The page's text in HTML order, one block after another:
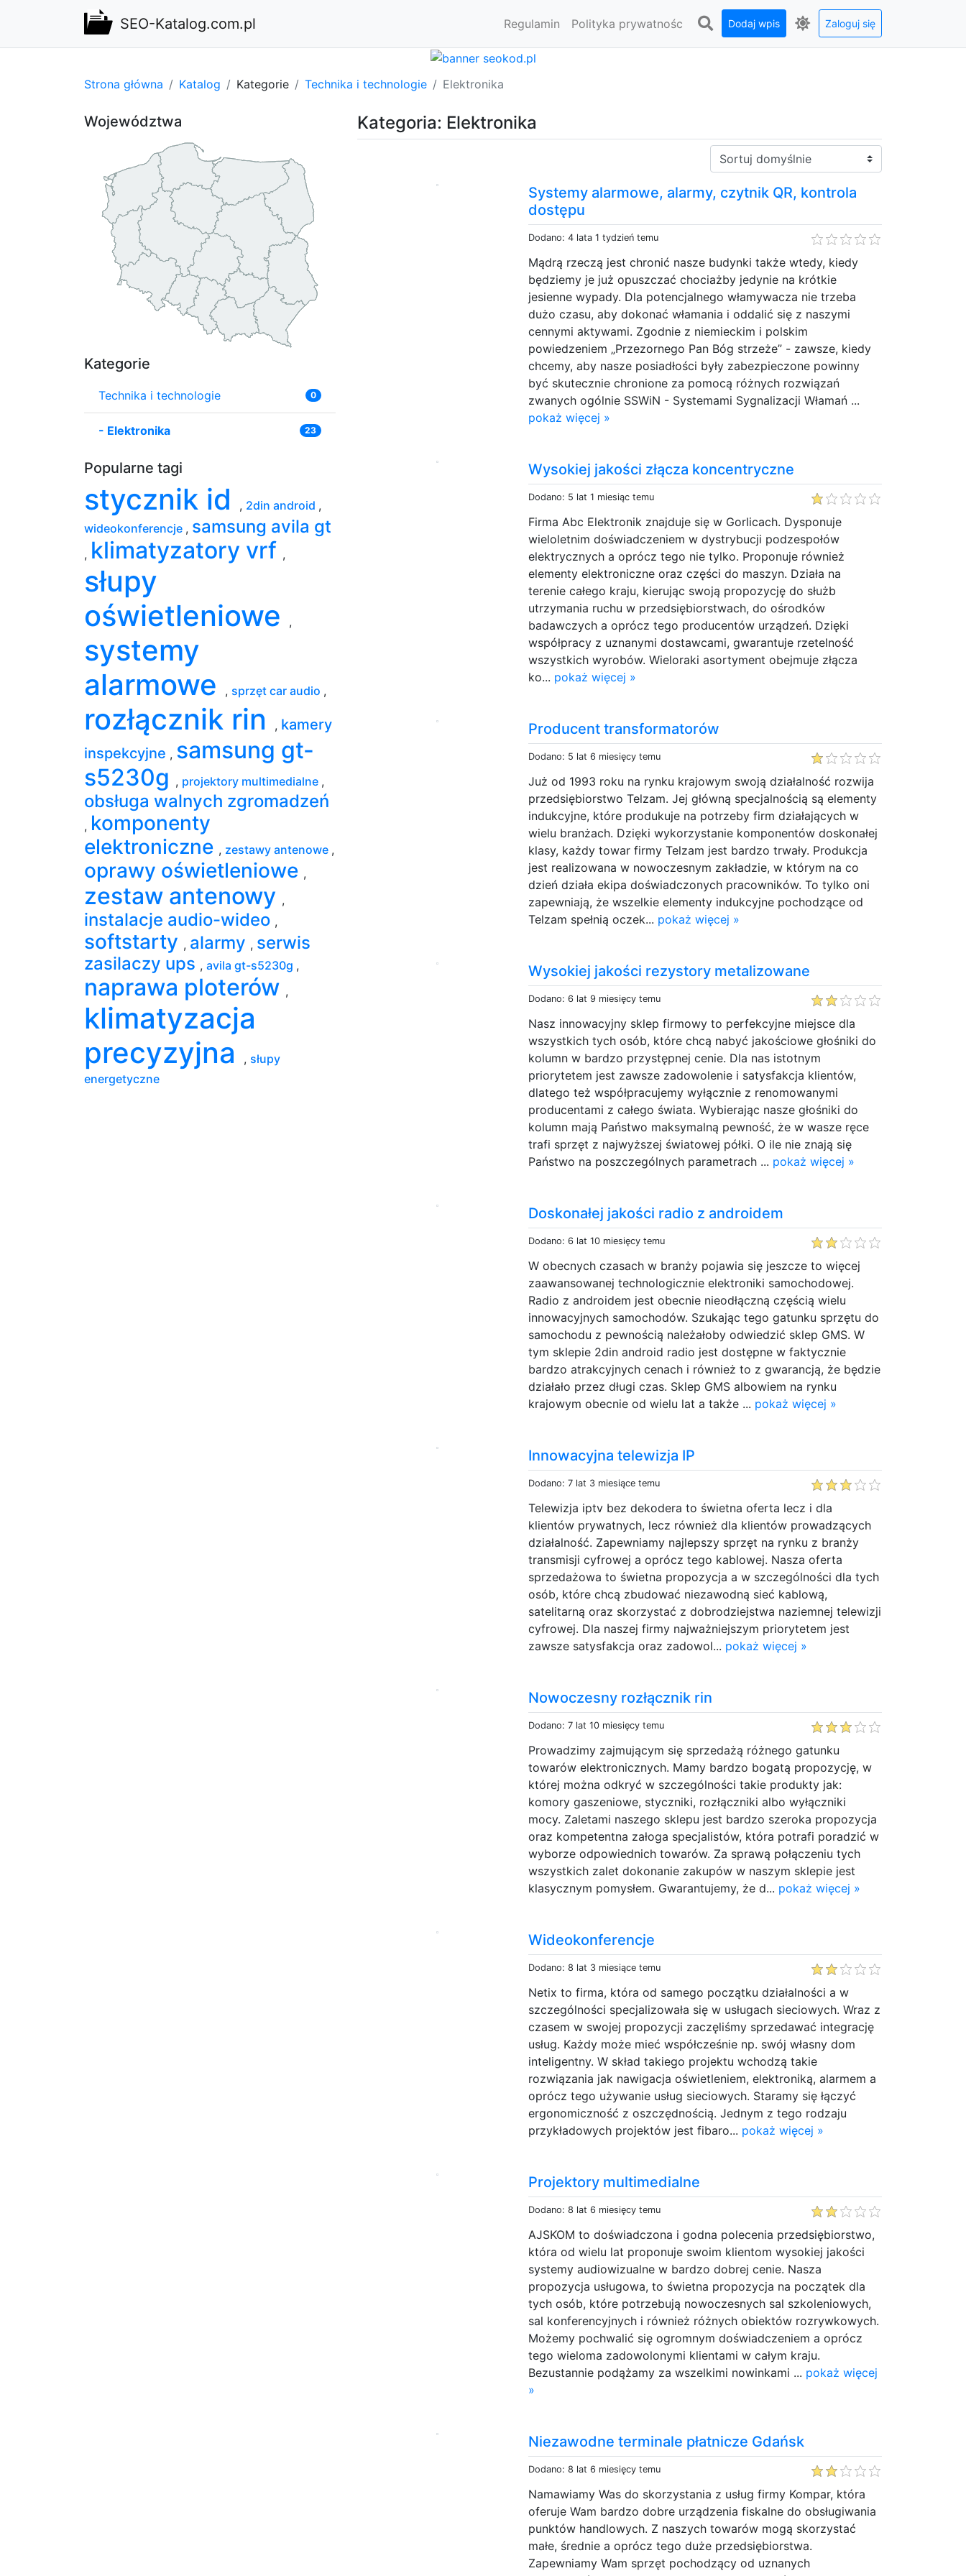
SEO-Katalog.com.pl Regulamin Polityka prywatnośc Dodaj wpis Zaloguj się
Strona główna Katalog Kategorie Technika i technologie Elektronika
Kategoria: Elektronika
Sortuj:
Systemy alarmowe, alarmy, czytnik QR, kontrola
dostępu
Dodano: 4 lata 1 tydzień temu
Mądrą rzeczą jest chronić nasze budynki także wtedy, kiedy
będziemy je już opuszczać chociażby jedynie na krótkie
jesienne wypady. Dla potencjalnego włamywacza nie trzeba
dużo czasu, aby dokonać włamania i oddalić się z naszymi
cennymi aktywami. Zgodnie z niemieckim i polskim
powiedzeniem „Przezornego Pan Bóg strzeże” - zawsze, kiedy
chcemy, aby nasze posiadłości były zabezpieczone powinny
być skutecznie chronione za pomocą różnych rozwiązań
zwanych ogólnie SSWiN - Systemami Sygnalizacji Włamań ...
pokaż więcej »
Wysokiej jakości złącza koncentryczne
Dodano: 5 lat 1 miesiąc temu
Firma Abc Elektronik znajduje się w Gorlicach. Dysponuje
wieloletnim doświadczeniem w dystrybucji podzespołów
elektrycznych a oprócz tego nie tylko. Proponuje również
elementy elektroniczne oraz części do maszyn. Działa na
terenie całego kraju, kierując swoją propozycję do służb
utrzymania ruchu w przedsiębiorstwach, do ośrodków
badawczych a oprócz tego producentów urządzeń. Dzięki
współpracy z uznanymi dostawcami, gwarantuje rzetelność
wszystkich wyrobów. Wieloraki asortyment obejmuje złącza
ko... pokaż więcej »
Producent transformatorów
Dodano: 5 lat 6 miesięcy temu
Już od 1993 roku na rynku krajowym swoją działalność rozwija
przedsiębiorstwo Telzam. Jej główną specjalnością są elementy
indukcyjne, które produkuje na potrzeby firm działających w
wielu branżach. Dzięki wykorzystanie komponentów doskonałej
klasy, każdy towar firmy Telzam jest bardzo trwały. Produkcja
jest realizowana w nowoczesnym zakładzie, w którym na co
dzień działa ekipa doświadczonych pracowników. To tylko oni
zapewniają, że wszelkie elementy indukcyjne pochodzące od
Telzam spełnią oczek... pokaż więcej »
Wysokiej jakości rezystory metalizowane
Dodano: 6 lat 9 miesięcy temu
Nasz innowacyjny sklep firmowy to perfekcyjne miejsce dla
wszystkich tych osób, które chcą nabyć jakościowe głośniki do
kolumn w bardzo przystępnej cenie. Dla nas istotnym
priorytetem jest zawsze zadowolenie i satysfakcja klientów,
dlatego też współpracujemy wyłącznie z renomowanymi
producentami z całego świata. Wybierając nasze głośniki do
kolumn mają Państwo maksymalną pewność, że w wasze ręce
trafi sprzęt z najwyższej światowej półki. O ile nie znają się
Państwo na poszczególnych parametrach ... pokaż więcej »
Doskonałej jakości radio z androidem
Dodano: 6 lat 10 miesięcy temu
W obecnych czasach w branży pojawia się jeszcze to więcej
zaawansowanej technologicznie elektroniki samochodowej.
Radio z androidem jest obecnie nieodłączną częścią wielu
innowacyjnych samochodów. Szukając tego gatunku sprzętu do
samochodu z pewnością należałoby odwiedzić sklep GMS. W
tym sklepie 2din android radio jest dostępne w faktycznie
bardzo atrakcyjnych cenach i również to z gwarancją, że będzie
działało przez długi czas. Sklep GMS albowiem na rynku
krajowym obecnie od wielu lat a także ... pokaż więcej »
Innowacyjna telewizja IP
Dodano: 7 lat 3 miesiące temu
Telewizja iptv bez dekodera to świetna oferta lecz i dla
klientów prywatnych, lecz również dla klientów prowadzących
działalność. Zapewniamy najlepszy sprzęt na rynku z branży
transmisji cyfrowej a oprócz tego kablowej. Nasza oferta
sprzedażowa to świetna propozycja a w szczególności dla tych
osób, które chcą zbudować niezawodną sieć kablową,
satelitarną oraz skorzystać z dobrodziejstwa naziemnej telewizji
cyfrowej. Dla naszej firmy najważniejszym priorytetem jest
zawsze satysfakcja oraz zadowol... pokaż więcej »
Nowoczesny rozłącznik rin
Dodano: 7 lat 10 miesięcy temu
Prowadzimy zajmującym się sprzedażą różnego gatunku
towarów elektronicznych. Mamy bardzo bogatą propozycję, w
której można odkryć w szczególności takie produkty jak:
komory gaszeniowe, styczniki, rozłączniki albo wyłączniki
mocy. Zaletami naszego sklepu jest bardzo szeroka propozycja
oraz kompetentna załoga specjalistów, która potrafi poradzić w
wyborze odpowiednich towarów. Za sprawą połączeniu tych
wszystkich zalet dokonanie zakupów w naszym sklepie jest
klasycznym pomysłem. Gwarantujemy, że d... pokaż więcej »
Wideokonferencje
Dodano: 8 lat 3 miesiące temu
Netix to firma, która od samego początku działalności a w
szczególności specjalizowała się w usługach sieciowych. Wraz z
czasem w swojej propozycji zaczęliśmy sprzedawać integrację
usług. Każdy może mieć współcześnie np. swój własny dom
inteligentny. W skład takiego projektu wchodzą takie
rozwiązania jak nawigacja oświetleniem, elektroniką, alarmem a
oprócz tego używanie usług sieciowych. Staramy się łączyć
ergonomiczność z oszczędnością. Jednym z tego rodzaju
przykładowych projektów jest fibaro... pokaż więcej »
Projektory multimedialne
Dodano: 8 lat 6 miesięcy temu
AJSKOM to doświadczona i godna polecenia przedsiębiorstwo,
która od wielu lat proponuje swoim klientom wysokiej jakości
systemy audiowizualne w bardzo dobrej cenie. Nasza
propozycja usługowa, to świetna propozycja na początek dla
tych osób, które potrzebują nowoczesnych sal szkoleniowych,
sal konferencyjnych i również różnych obiektów rozrywkowych.
Możemy pochwalić się ogromnym doświadczeniem a oprócz
tego wieloma zadowolonymi klientami w całym kraju.
Bezustannie podążamy za wszelkimi nowinkami ... pokaż więcej
»
Niezawodne terminale płatnicze Gdańsk
Dodano: 8 lat 6 miesięcy temu
Namawiamy Was do skorzystania z usług firmy Kompar, która
oferuje Wam bardzo dobre urządzenia fiskalne do obsługiwania
punktów handlowych. Z naszych towarów mogą skorzystać
małe, średnie a oprócz tego duże przedsiębiorstwa.
Zapewniamy Wam sprzęt pochodzący od uznanych
Województwa
Kategorie
Technika i technologie 0
- Elektronika 23
Popularne tagi
stycznik id , 2din android ,
wideokonferencje , samsung avila gt
, klimatyzatory vrf ,
słupy
oświetleniowe
,
systemy
alarmowe
, sprzęt car audio ,
rozłącznik rin , kamery
inspekcyjne , samsung gt-
s5230g , projektory multimedialne ,
obsługa walnych zgromadzeń
, komponenty
elektroniczne , zestawy antenowe ,
oprawy oświetleniowe ,
zestaw antenowy ,
instalacje audio-wideo ,
softstarty , alarmy , serwis
zasilaczy ups , avila gt-s5230g ,
naprawa ploterów ,
klimatyzacja
precyzyjna
, słupy
energetyczne